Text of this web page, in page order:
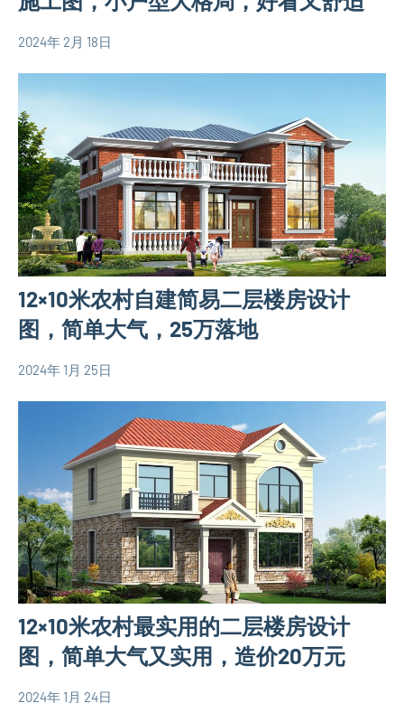
墅
设
三
层
别
墅
设
计
图
欧
式
别
设
计
别
墅
设
计
图
110
平
米
别
墅
设
别
墅
设
计
图
式
别
2024年 2月 18日
yacool
12×10米农村自建简易二层楼房设计
图，简单大气，25万落地
平
设
计
图
120
平
米
别
墅
设
2024年 1月 25日
yacool
12×10米农村最实用的二层楼房设计
图，简单大气又实用，造价20万元
2024年 1月 24日